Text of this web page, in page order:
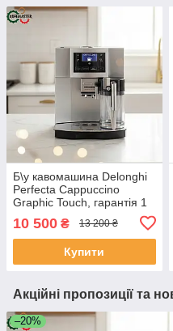
Б\у кавомашина Delonghi
Perfecta Cappuccino
Graphic Touch, гарантія 1
10 500 ₴ 13 200 ₴
Купити
Акційні пропозиції та
–20%